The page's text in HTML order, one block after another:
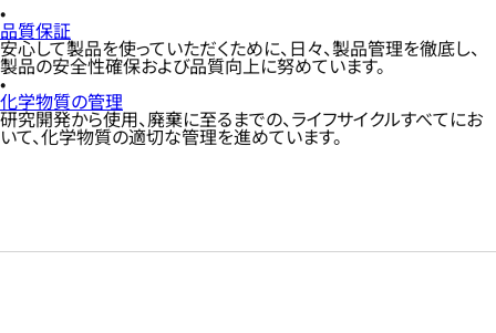
品質保証
安心して製品を使っていただくために、日々、製品管理を徹底し、
製品の安全性確保および品質向上に努めています。
化学物質の管理
研究開発から使用、廃棄に至るまでの、ライフサイクルすべてにお
いて、化学物質の適切な管理を進めています。